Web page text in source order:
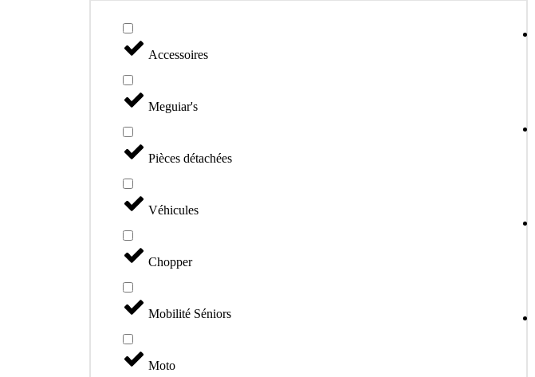
Accessoires
Meguiar's
Pièces détachées
Véhicules
Chopper
Mobilité Séniors
Moto